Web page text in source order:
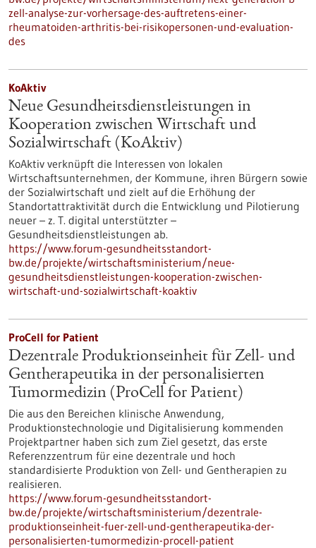
zell-analyse-zur-vorhersage-des-auftretens-einer-
rheumatoiden-arthritis-bei-risikopersonen-und-evaluation-
des
KoAktiv
Neue Gesundheitsdienstleistungen in
Kooperation zwischen Wirtschaft und
Sozialwirtschaft (KoAktiv)
KoAktiv verknüpft die Interessen von lokalen
Wirtschaftsunternehmen, der Kommune, ihren Bürgern sowie
der Sozialwirtschaft und zielt auf die Erhöhung der
Standortattraktivität durch die Entwicklung und Pilotierung
neuer – z. T. digital unterstützter –
Gesundheitsdienstleistungen ab.
https://www.forum-gesundheitsstandort-
bw.de/projekte/wirtschaftsministerium/neue-
gesundheitsdienstleistungen-kooperation-zwischen-
wirtschaft-und-sozialwirtschaft-koaktiv
ProCell for Patient
Dezentrale Produktionseinheit für Zell- und
Gentherapeutika in der personalisierten
Tumormedizin (ProCell for Patient)
Die aus den Bereichen klinische Anwendung,
Produktionstechnologie und Digitalisierung kommenden
Projektpartner haben sich zum Ziel gesetzt, das erste
Referenzzentrum für eine dezentrale und hoch
standardisierte Produktion von Zell- und Gentherapien zu
realisieren.
https://www.forum-gesundheitsstandort-
bw.de/projekte/wirtschaftsministerium/dezentrale-
produktionseinheit-fuer-zell-und-gentherapeutika-der-
personalisierten-tumormedizin-procell-patient